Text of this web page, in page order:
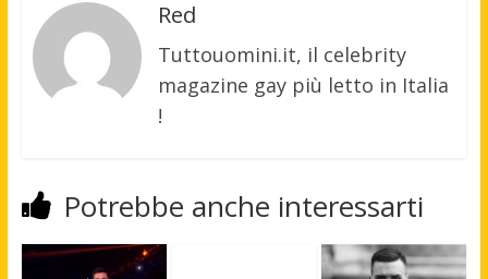
Red
Tuttouomini.it, il celebrity
magazine gay più letto in Italia
!
Potrebbe anche interessarti